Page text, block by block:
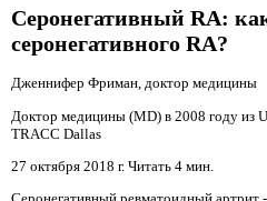
Серонегативный RA:
серонегативного RA?
Дженнифер Фриман, доктор медицины
Доктор медицины (MD) в 2008 году из
TRACC Dallas
27 октября 2018 г. Читать 4 мин.